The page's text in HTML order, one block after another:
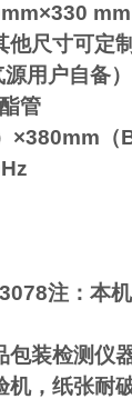
（H
定制
用户自备）
管
×380mm（
注：本
装检测仪
，纸张耐